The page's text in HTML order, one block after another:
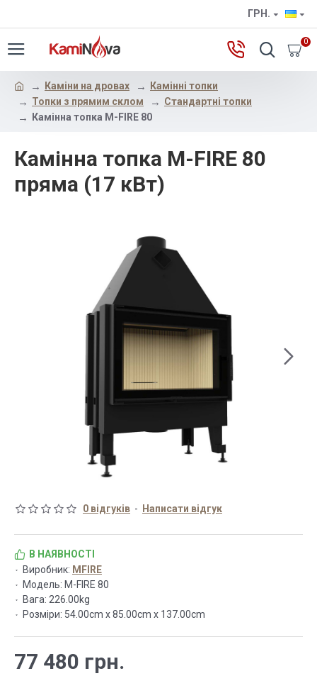
ГРН.
0
Каміни на дровах
Камінні топки
Топки з прямим склом
Стандартні топки
Камінна топка M-FIRE 80
Камінна топка M-FIRE 80
пряма (17 кВт)
0 відгуків - Написати відгук
77 480 грн.
В НАЯВНОСТІ
Виробник: MFIRE
Модель: M-FIRE 80
Вага: 226.00kg
Розміри: 54.00cm x 85.00cm x 137.00cm